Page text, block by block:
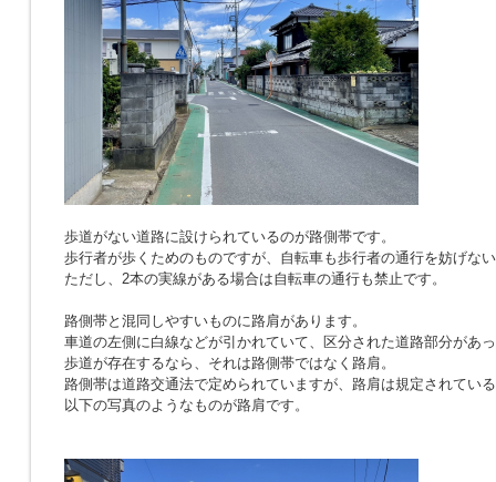
歩道がない道路に設けられているのが路側帯です。
歩行者が歩くためのものですが、自転車も歩行者の通行を妨げな
ただし、2本の実線がある場合は自転車の通行も禁止です。
路側帯と混同しやすいものに路肩があります。
車道の左側に白線などが引かれていて、区分された道路部分があ
歩道が存在するなら、それは路側帯ではなく路肩。
路側帯は道路交通法で定められていますが、路肩は規定されてい
以下の写真のようなものが路肩です。